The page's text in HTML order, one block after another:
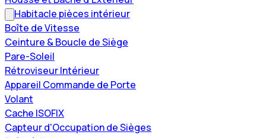
Habitacle pièces intérieur
Boîte de Vitesse
Ceinture & Boucle de Siège
Pare-Soleil
Rétroviseur Intérieur
Appareil Commande de Porte
Volant
Cache ISOFIX
Capteur d'Occupation de Sièges